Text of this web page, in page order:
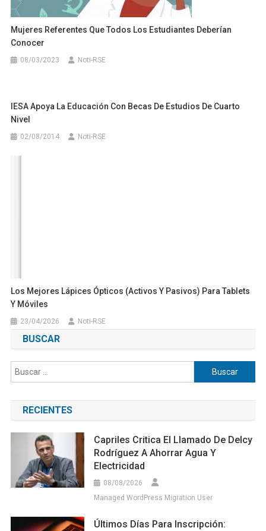
Mujeres Referentes Que Todos Los Estudiantes Deberían
Conocer
08/03/2023 Noti-RSE
IESA Apoya La Educación Con Becas De Estudios De Cuarto
Nivel
02/08/2014 Noti-RSE
Los Mejores Lápices Ópticos (activos Y Pasivos) Para Tablets
Y Móviles
23/04/2026 Noti-RSE
BUSCAR
Buscar:
RECIENTES
Capriles Critica El Llamado De Delcy
Rodríguez A Ahorrar Agua Y
Electricidad
08/08/2026
Managed WordPress Migration User
Últimos Días Para Inscripción: